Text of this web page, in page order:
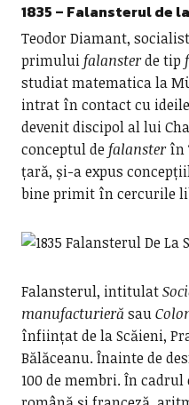
1835 – Falansterul de
Teodor Diamant,
primuluifalansterde tip
studiat matematica la
intrat în contact cu
devenit discipol al lui
conceptul defalansterîn
țară, și-a expus
bine primit în cercurile
Falansterul, intitulat
manufacturieră sau
înființat de la Scăieni,
Bălăceanu. Înainte de
100 de membri. În